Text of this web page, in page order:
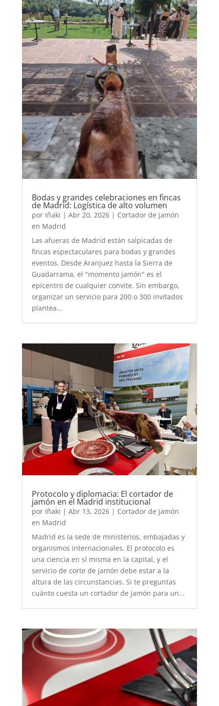
Bodas y grandes celebraciones en fincas
de Madrid: Logística de alto volumen
por Iñaki | Abr 20, 2026| Cortador de jamón
en Madrid
Las afueras de Madrid están salpicadas de
fincas espectaculares para bodas y grandes
eventos. Desde Aranjuez hasta la Sierra de
Guadarrama, el "momento jamón" es el
epicentro de cualquier convite. Sin embargo,
organizar un servicio para 200 o 300 invitados
plantea...
Protocolo y diplomacia: El cortador de
jamón en el Madrid institucional
por Iñaki | Abr 13, 2026| Cortador de jamón
en Madrid
Madrid es la sede de ministerios, embajadas y
organismos internacionales. El protocolo es
una ciencia en sí misma en la capital, y el
servicio de corte de jamón debe estar a la
altura de las circunstancias. Si te preguntas
cuánto cuesta un cortador de jamón para un...